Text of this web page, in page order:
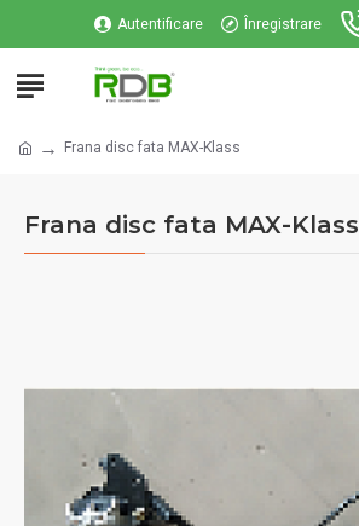
Autentificare Înregistrare
Frana disc fata MAX-Klass
Frana disc fata MAX-Klass